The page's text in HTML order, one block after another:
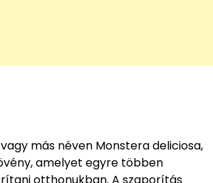
más néven Monstera deliciosa,
amelyet egyre többen